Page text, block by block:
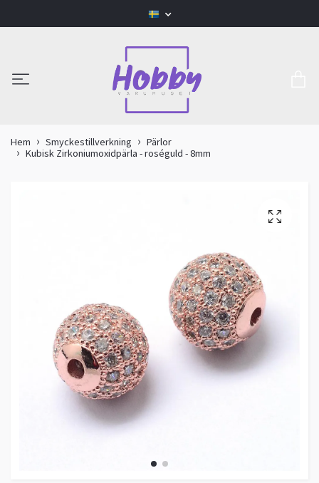
Hem Smyckestillverkning
Pärlor
Kubisk Zirkoniumoxidpärla - roséguld - 8mm